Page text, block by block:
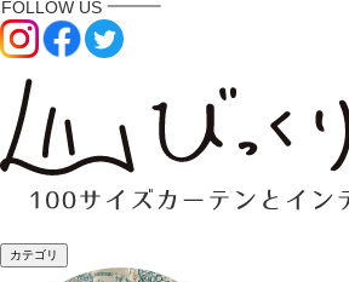
カテゴリ